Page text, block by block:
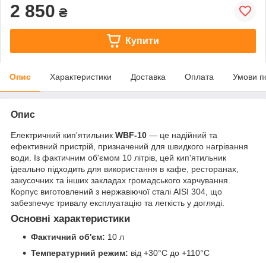
2 850 ₴
Купити
Опис Характеристики Доставка Оплата Умови
Опис
Електричний кип'ятильник WBF-10 — це надійний та
ефективний пристрій, призначений для швидкого нагрівання
води. Із фактичним об'ємом 10 літрів, цей кип'ятильник
ідеально підходить для використання в кафе, ресторанах,
закусочних та інших закладах громадського харчування.
Корпус виготовлений з нержавіючої сталі AISI 304, що
забезпечує тривалу експлуатацію та легкість у догляді.
Основні характеристики
Фактичний об'єм: 10 л
Температурний режим: від +30°C до +110°C